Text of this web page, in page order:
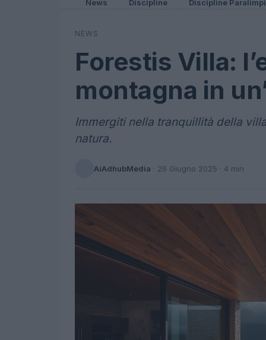
News Discipline Discipline
NEWS
Forestis Villa:
montagna in
Immergiti nella tranquillità della
natura.
AiAdhubMedia · 26 Giugno 2025 · 4 min